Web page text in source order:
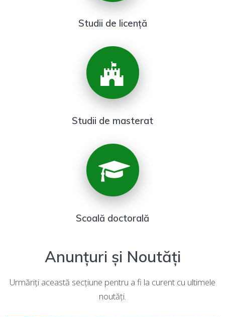
Studii de licență
Studii de masterat
Scoală doctorală
Anunțuri și Noutăți
Urmăriți această secțiune pentru a fi la curent cu ultimele
noutăți.